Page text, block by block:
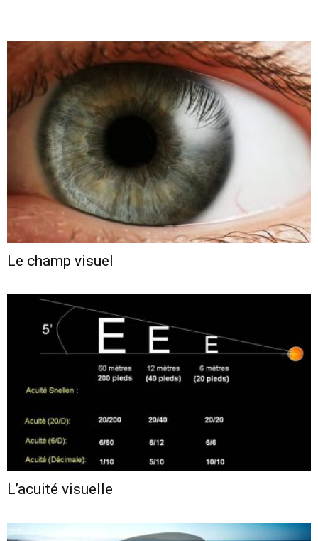
Le champ visuel
L’acuité visuelle